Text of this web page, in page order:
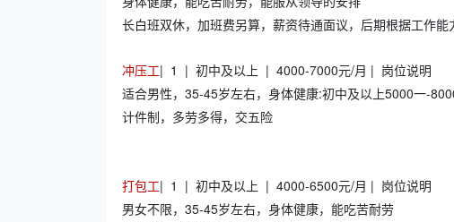
长白班双休，加班费另算，薪资待通面议，后期根据工作能
冲压工| 1 | 初中及以上 | 4000-7000元/月 | 岗位说明
适合男性，35-45岁左右，身体健康:初中及以上5000一-
计件制，多劳多得，交五险
打包工| 1 | 初中及以上 | 4000-6500元/月 | 岗位说明
男女不限，35-45岁左右，身体健康，能吃苦耐劳